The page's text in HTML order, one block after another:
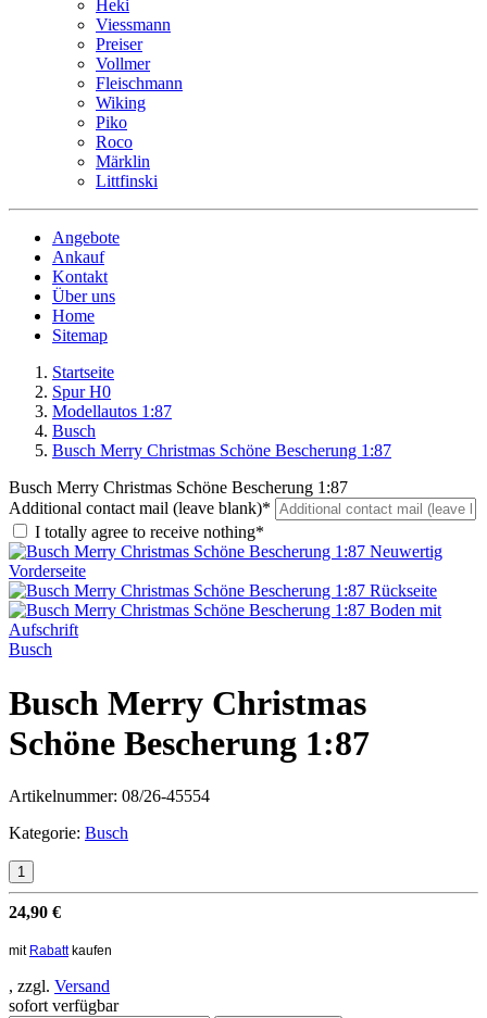
Heki
Viessmann
Preiser
Vollmer
Fleischmann
Wiking
Piko
Roco
Märklin
Littfinski
Angebote
Ankauf
Kontakt
Über uns
Home
Sitemap
Startseite
Spur H0
Modellautos 1:87
Busch
Busch Merry Christmas Schöne Bescherung 1:87
Busch Merry Christmas Schöne Bescherung 1:87
Additional contact mail (leave blank)*
I totally agree to receive nothing*
Busch
Busch Merry Christmas
Schöne Bescherung 1:87
Artikelnummer: 08/26-45554
Kategorie: Busch
24,90 €
mit Rabattkaufen
, zzgl. Versand
sofort verfügbar